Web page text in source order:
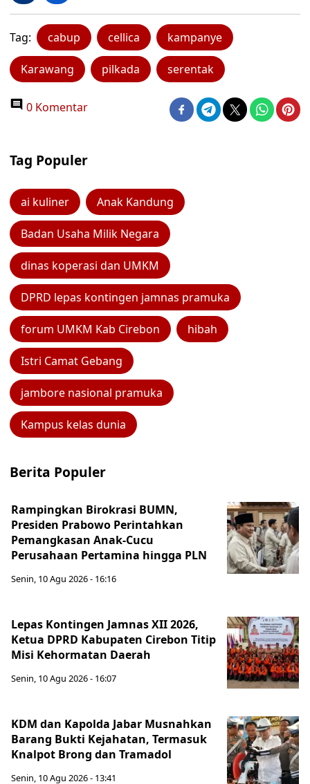
Tag: cabup cellica kampanye
Karawang pilkada serentak
0 Komentar
Tag Populer
ai kuliner Anak Kandung
Badan Usaha Milik Negara
dinas koperasi dan UMKM
DPRD lepas kontingen jamnas pramuka
forum UMKM Kab Cirebon hibah
Istri Camat Gebang
jambore nasional pramuka
Kampus kelas dunia
Berita Populer
Rampingkan Birokrasi BUMN,
Presiden Prabowo Perintahkan
Pemangkasan Anak-Cucu
Perusahaan Pertamina hingga PLN
Senin, 10 Agu 2026 - 16:16
Lepas Kontingen Jamnas XII 2026,
Ketua DPRD Kabupaten Cirebon Titip
Misi Kehormatan Daerah
Senin, 10 Agu 2026 - 16:07
KDM dan Kapolda Jabar Musnahkan
Barang Bukti Kejahatan, Termasuk
Knalpot Brong dan Tramadol
Senin, 10 Agu 2026 - 13:41